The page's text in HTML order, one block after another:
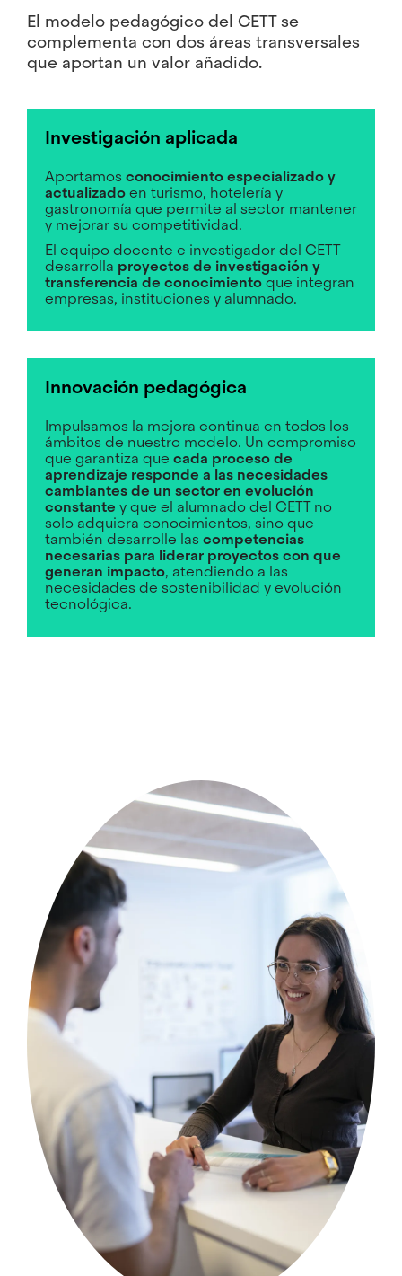
El modelo pedagógico del CETT se
complementa con dos áreas transversales
que aportan un valor añadido.
Investigación aplicada
Aportamos conocimiento especializado y
actualizadoen turismo, hotelería y
gastronomía que permite al sector mantener
y mejorar su competitividad.
El equipo docente e investigador del CETT
desarrolla proyectos de investigación y
transferencia de conocimientoque integran
empresas, instituciones y alumnado.
Innovación pedagógica
Impulsamos la mejora continua en todos los
ámbitos de nuestro modelo. Un compromiso
que garantiza que cada proceso de
aprendizaje responde a las necesidades
cambiantes de un sector en evolución
constante y que el alumnado del CETT no
solo adquiera conocimientos, sino que
también desarrolle las competencias
necesarias para liderar proyectos con que
generan impacto, atendiendo a las
necesidades de sostenibilidad y evolución
tecnológica.